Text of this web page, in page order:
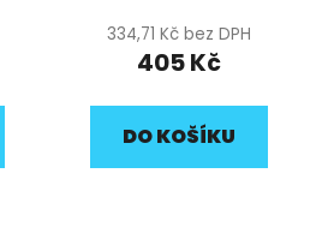
334,71 Kč bez DPH
405 Kč
DO KOŠÍKU